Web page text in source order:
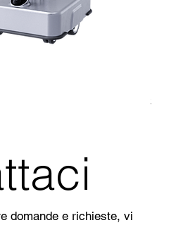
domande e richieste, vi